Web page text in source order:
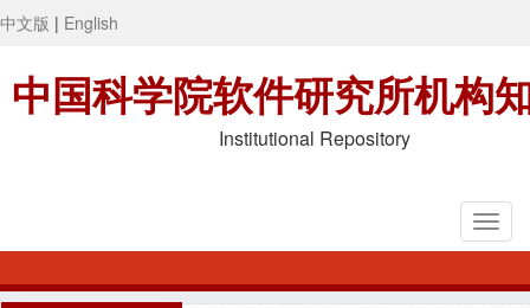
中文版 | English
中国科学院软件研究所机构
Institutional Repository